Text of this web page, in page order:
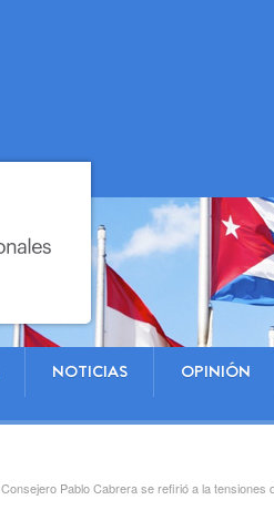
NOTICIAS OPINIÓN
Consejero Pablo Cabrera se refirió a la tensiones